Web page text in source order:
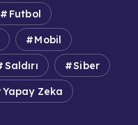
Futbol
Mobil
Saldırı Siber
Yapay Zeka